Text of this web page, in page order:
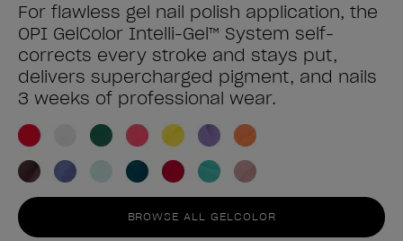
For flawless gel nail polish application, the
OPI GelColor Intelli-Gel™ System self-
corrects every stroke and stays put,
delivers supercharged pigment, and nails
3 weeks of professional wear.
BROWSE ALL GELCOLOR